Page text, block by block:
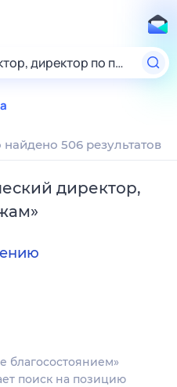
директор по продажам
найдено 506 результатов
директор,
»
благосостоянием»
поиск на позицию